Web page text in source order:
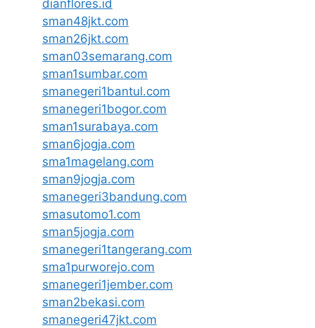
dianflores.id
sman48jkt.com
sman26jkt.com
sman03semarang.com
sman1sumbar.com
smanegeri1bantul.com
smanegeri1bogor.com
sman1surabaya.com
sman6jogja.com
sma1magelang.com
sman9jogja.com
smanegeri3bandung.com
smasutomo1.com
sman5jogja.com
smanegeri1tangerang.com
sma1purworejo.com
smanegeri1jember.com
sman2bekasi.com
smanegeri47jkt.com